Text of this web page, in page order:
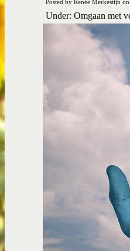
Posted by Renée Merkestijn
Under: Omgaan met